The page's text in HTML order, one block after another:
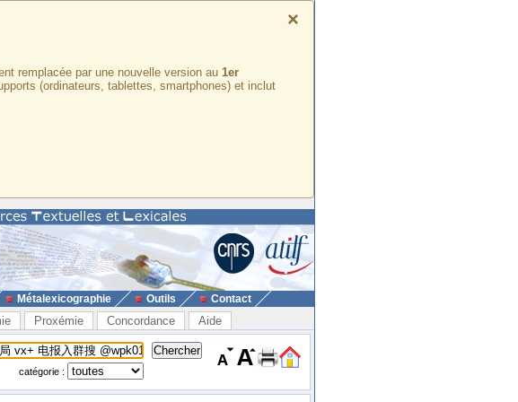
×
remplacée par une nouvelle version au 1er
(ordinateurs, tablettes, smartphones) et inclut
Métalexicographie Outils Contact
Proxémie Concordance Aide
catégorie :